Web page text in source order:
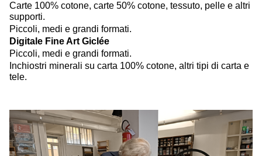
Carte 100% cotone, carte 50% cotone, tessuto, pelle e altri
supporti.
Piccoli, medi e grandi formati.
Digitale Fine Art Giclée
Piccoli, medi e grandi formati.
Inchiostri minerali su carta 100% cotone, altri tipi di carta e
tele.